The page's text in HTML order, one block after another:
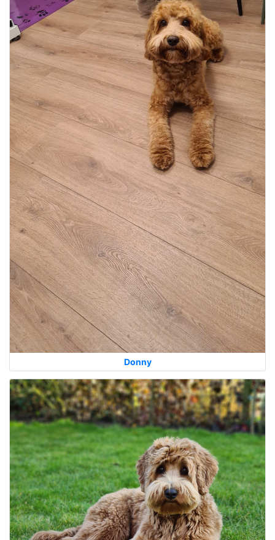
Donny